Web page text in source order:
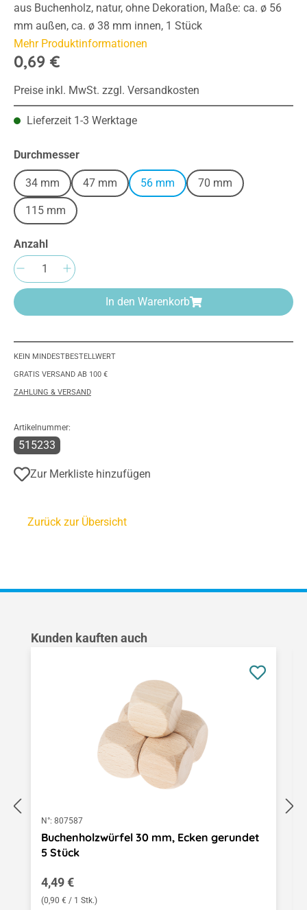
aus Buchenholz, natur, ohne Dekoration, Maße: ca. ø 56
mm außen, ca. ø 38 mm innen, 1 Stück
Mehr Produktinformationen
0,69 €
Preise inkl. MwSt. zzgl. Versandkosten
Lieferzeit 1-3 Werktage
Durchmesserauswählen
34 mm 47 mm 56 mm 70 mm
115 mm
Anzahl
Produkt Anzahl: Gib den gewünschten
In den Warenkorb
KEIN MINDESTBESTELLWERT
GRATIS VERSAND AB 100 €
ZAHLUNG & VERSAND
Artikelnummer:
515233
Zur Merkliste hinzufügen
Zurück zur Übersicht
Produktgalerie überspringen
Kunden kauften auch
N°: 807587
Buchenholzwürfel 30 mm, Ecken gerundet
5 Stück
Regulärer Preis:
4,49 €
(0,90 € / 1 Stk.)